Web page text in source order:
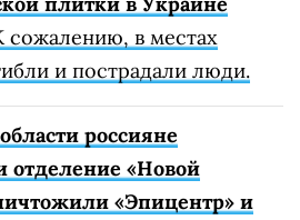
сожалению, в местах
и пострадали люди.
россияне
отделение «Новой
«Эпицентр» и